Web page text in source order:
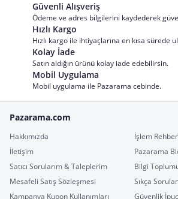
Güvenli Alışveriş
Ödeme ve adres bilgilerini kaydederek
Hızlı Kargo
Hızlı kargo ile ihtiyaçlarına en kısa sürede
Kolay İade
Satın aldığın ürünü kolay iade edebilirsin.
Mobil Uygulama
Mobil uygulama ile Pazarama cebinde.
Pazarama.com
Hakkımızda
İşlem
İletişim
Pazarama
Satıcı Sorularım & Taleplerim
Bilgi
Mesafeli Satış Sözleşmesi
Sıkça
Kampanya Kupon Kullanımları
Güvenlik